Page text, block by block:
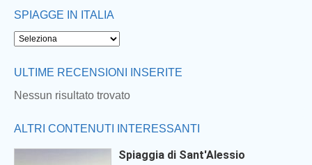
SPIAGGE IN ITALIA
ULTIME RECENSIONI INSERITE
Nessun risultato trovato
ALTRI CONTENUTI INTERESSANTI
Spiaggia di Sant'Alessio